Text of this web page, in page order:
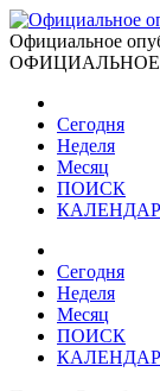
Официальное
Сегодня
Неделя
Месяц
ПОИСК
Сегодня
Неделя
Месяц
ПОИСК